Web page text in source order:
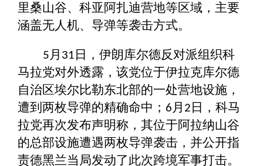
里桑山谷、科亚阿扎迪营地等区域，主要
涵盖无人机、导弹等袭击方式。
5月 31 日，伊朗库尔德反对派组织科
马拉党对外透露，该党位于伊拉克库尔德
自治区埃尔比勒东北部的一处营地设施，
遭到两枚导弹的精确命中； 6月 2 日，科马
拉党再次发布声明称，其位于阿拉纳山谷
的总部设施遭遇两枚导弹袭击，并公开指
责德黑兰当局发动了此次跨境军事打击。